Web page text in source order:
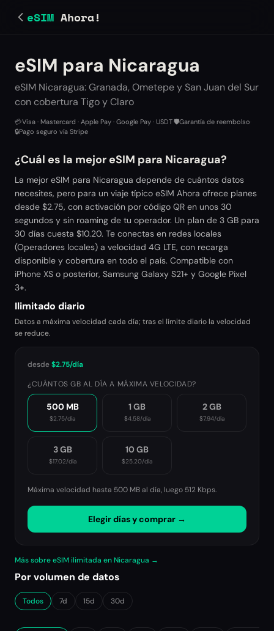
eSIM Ahora!
eSIM para Nicaragua
eSIM Nicaragua: Granada, Ometepe y San Juan del Sur
con cobertura Tigo y Claro
💳Visa · Mastercard · Apple Pay · Google Pay · USDT🛡️Garantía de reembolso
🔒Pago seguro vía Stripe
¿Cuál es la mejor eSIM para Nicaragua?
La mejor eSIM para Nicaragua depende de cuántos datos
necesites, pero para un viaje típico eSIM Ahora ofrece planes
desde $2.75, con activación por código QR en unos 30
segundos y sin roaming de tu operador. Un plan de 3 GB para
30 días cuesta $10.20. Te conectas en redes locales
(Operadores locales) a velocidad 4G LTE, con recarga
disponible y cobertura en todo el país. Compatible con
iPhone XS o posterior, Samsung Galaxy S21+ y Google Pixel
3+.
Ilimitado diario
Datos a máxima velocidad cada día; tras el límite diario la velocidad
se reduce.
desde$2.75/día
¿CUÁNTOS GB AL DÍA A MÁXIMA VELOCIDAD?
500 MB
$2.75/día
1 GB
$4.58/día
2 GB
$7.94/día
3 GB
$17.02/día
10 GB
$25.20/día
Máxima velocidad hasta 500 MB al día, luego 512 Kbps.
Elegir días y comprar →
Más sobre eSIM ilimitada en Nicaragua →
Por volumen de datos
Todos 7d 15d 30d